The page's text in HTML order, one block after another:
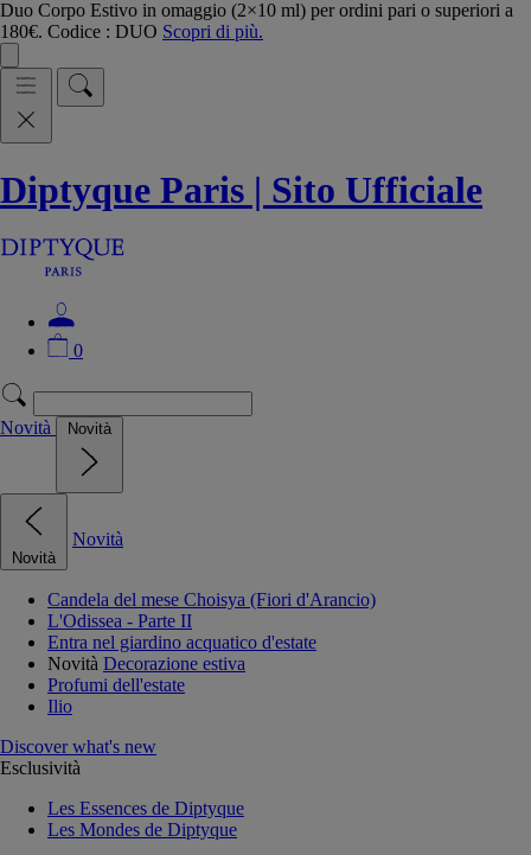
Duo Corpo Estivo in omaggio (2×10 ml) per ordini pari o superiori a
180€. Codice : DUO Scopri di più.
Diptyque Paris | Sito Ufficiale
0
Novità Novità
Novità
Novità
Candela del mese Choisya (Fiori d'Arancio)
L'Odissea - Parte II
Entra nel giardino acquatico d'estate
Novità Decorazione estiva
Profumi dell'estate
Ilio
Discover what's new
Esclusività
Les Essences de Diptyque
Les Mondes de Diptyque